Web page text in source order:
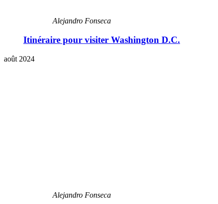
Alejandro Fonseca
Itinéraire pour visiter Washington D.C.
août 2024
Alejandro Fonseca